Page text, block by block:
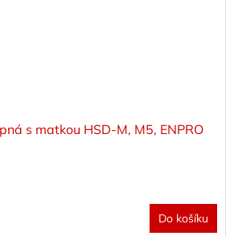
s matkou HSD-M, M5, ENPRO
Do košíku